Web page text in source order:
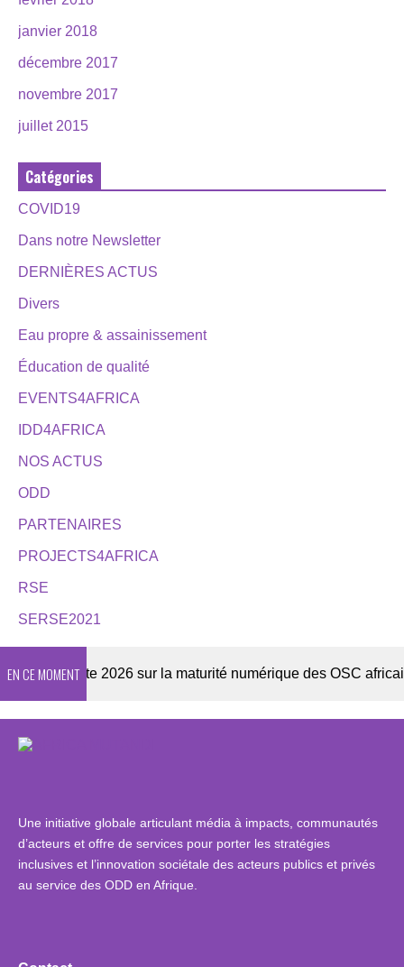
janvier 2018
décembre 2017
novembre 2017
juillet 2015
Catégories
COVID19
Dans notre Newsletter
DERNIÈRES ACTUS
Divers
Eau propre & assainissement
Éducation de qualité
EVENTS4AFRICA
IDD4AFRICA
NOS ACTUS
ODD
PARTENAIRES
PROJECTS4AFRICA
RSE
SERSE2021
EN CE MOMENT
Enquête 2026 sur la maturité numérique des OSC africaines
Une initiative globale articulant média à impacts, communautés
d’acteurs et offre de services pour porter les stratégies
inclusives et l’innovation sociétale des acteurs publics et privés
au service des ODD en Afrique.